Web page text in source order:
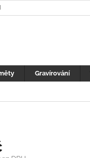
Gravírování